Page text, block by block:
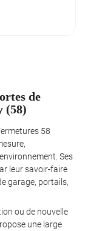
de
(58)
58
Ses
leur savoir-faire
garage, portails,
ou de nouvelle
une large